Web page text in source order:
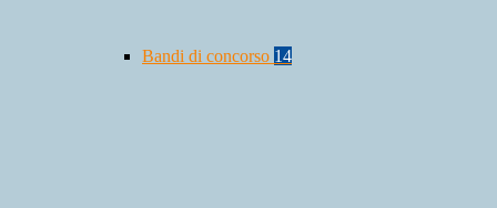
Bandi di concorso 14